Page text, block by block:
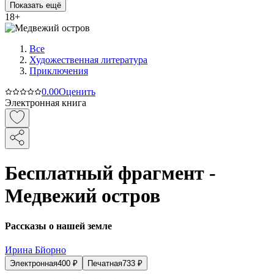
Показать ещё
18+
Все
Художественная литература
Приключения
0.00Оценить
Электронная книга
Бесплатный фрагмент -
Медвежий остров
Рассказы о нашей земле
Ирина Бйорно
Электронная400 ₽ Печатная733 ₽